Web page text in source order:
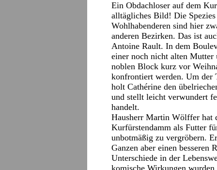
Ein Obdachloser auf dem
alltägliches Bild! Die
Wohlhabenderen sind hier
anderen Bezirken. Das ist
Antoine Rault. In dem
einer noch nicht alten
noblen Block kurz vor
konfrontiert werden. Um der
holt Cathérine den
und stellt leicht verwundert
handelt.
Hausherr Martin Wölffer hat
Kurfürstendamm als Futter
unbotmäßig zu vergröbern.
Ganzen aber einen besseren
Unterschiede in der
komische Wirkungen wurden